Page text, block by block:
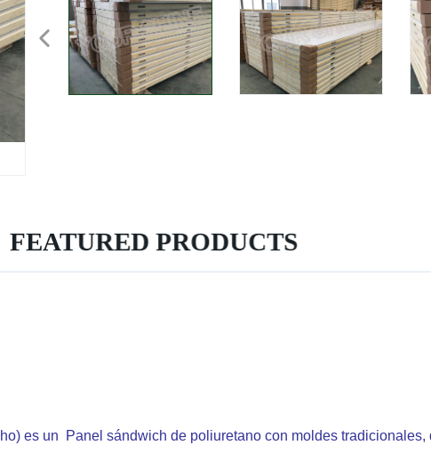
FEATURED PRODUCTS
es un Panel sándwich de poliuretano con moldes